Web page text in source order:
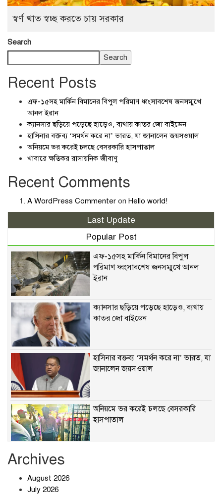
স্বর্ণ খাত স্বচ্ছ করতে চায় সরকার
Search
Search
Recent Posts
এফ-১৫সহ মার্কিন বিমানের বিপুল পরিমাণ ধ্বংসাবশেষ জনসম্মুখে
আনল ইরান
ক্যানসার ছড়িয়ে পড়েছে হাড়েও, ব্যথায় কাতর জো বাইডেন
হাসিনার বক্তব্য ‘সমর্থন করে না’ ভারত, যা জানালেন জয়সওয়াল
অনিয়মে ভর করেই চলছে বেসরকারি হাসপাতাল
খাবারে ক্ষতিকর রাসায়নিক জীবাণু
Recent Comments
A WordPress Commenter on Hello world!
Last Update
Popular Post
এফ-১৫সহ মার্কিন বিমানের বিপুল
পরিমাণ ধ্বংসাবশেষ জনসম্মুখে আনল
ইরান
ক্যানসার ছড়িয়ে পড়েছে হাড়েও, ব্যথায়
কাতর জো বাইডেন
হাসিনার বক্তব্য ‘সমর্থন করে না’ ভারত, যা
জানালেন জয়সওয়াল
অনিয়মে ভর করেই চলছে বেসরকারি
হাসপাতাল
Archives
August 2026
July 2026